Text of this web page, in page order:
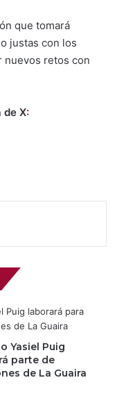
que tomará
justas con los
nuevos retos con
de X:
Yasiel Puig
parte de
de La Guaira